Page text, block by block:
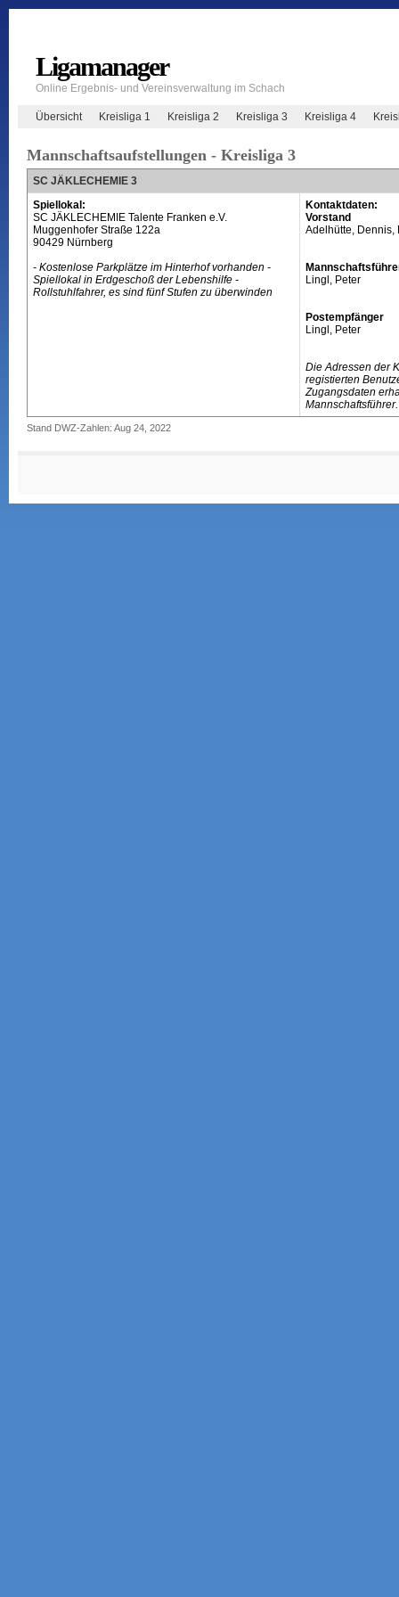
Ligamanager
Online Ergebnis- und Vereinsverwaltung im Schach
Übersicht Kreisliga 1 Kreisliga 2 Kreisliga 3 Kreisliga 4
Mannschaftsaufstellungen - Kreisliga 3
SC JÄKLECHEMIE 3
Spiellokal:
SC JÄKLECHEMIE Talente Franken e.V.
Muggenhofer Straße 122a
90429 Nürnberg
- Kostenlose Parkplätze im Hinterhof vorhanden -
Spiellokal in Erdgeschoß der Lebenshilfe -
Rollstuhlfahrer, es sind fünf Stufen zu überwinden
Kontaktdaten:
Vorstand
Adelhütte, Dennis,
Lingl, Peter
Postempfänger
Lingl, Peter
Die Adressen der
registierten
Zugangsdaten
Mannschaftsführer.
Stand DWZ-Zahlen: Aug 24, 2022